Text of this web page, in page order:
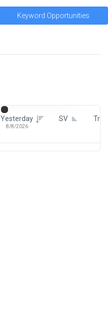
Keyword Opportunities
Yesterday
8/8/2026
SV